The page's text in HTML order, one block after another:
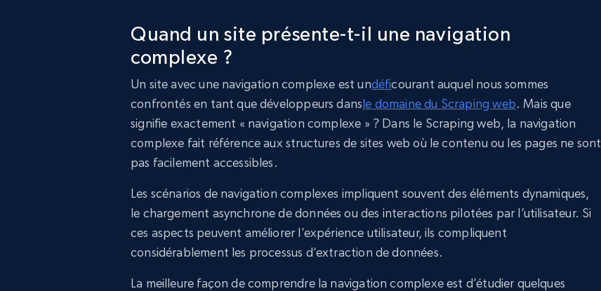
Quand un site présente-t-il une navigation
complexe ?
Un site avec une navigation complexe est undéficourant auquel nous sommes
confrontés en tant que développeurs dansle domaine du Scraping web. Mais que
signifie exactement « navigation complexe » ? Dans le Scraping web, la navigation
complexe fait référence aux structures de sites web où le contenu ou les pages ne sont
pas facilement accessibles.
Les scénarios de navigation complexes impliquent souvent des éléments dynamiques,
le chargement asynchrone de données ou des interactions pilotées par l’utilisateur. Si
ces aspects peuvent améliorer l’expérience utilisateur, ils compliquent
considérablement les processus d’extraction de données.
La meilleure façon de comprendre la navigation complexe est d’étudier quelques